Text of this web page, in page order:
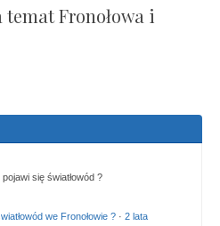
Fronołowa i
się światłowód ?
we Fronołowie ? · 2 lata